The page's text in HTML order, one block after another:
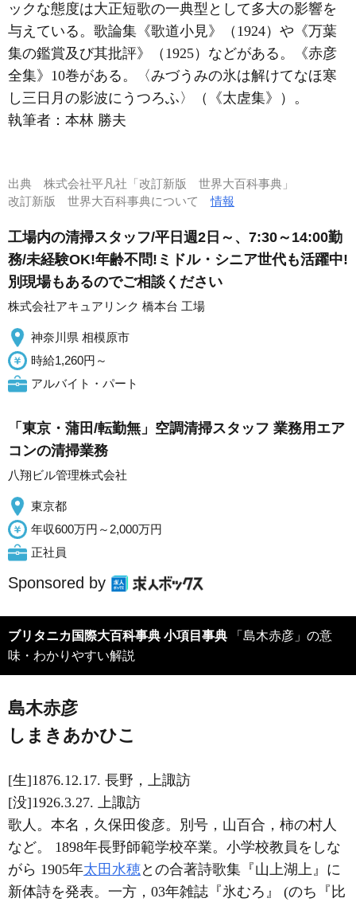
ックな態度は大正短歌の一典型として多大の影響を
与えている。歌論集《歌道小見》（1924）や《万葉
集の鑑賞及び其批評》（1925）などがある。《赤彦
全集》10巻がある。〈みづうみの氷は解けてなほ寒
し三日月の影波にうつろふ〉（《太虗集》）。
執筆者： 本林 勝夫
出典 株式会社平凡社「改訂新版 世界大百科事典」
改訂新版 世界大百科事典について情報
工場内の清掃スタッフ/平日週2日～、7:30～14:00勤
務/未経験OK!年齢不問!ミドル・シニア世代も活躍中!
別現場もあるのでご相談ください
株式会社アキュアリンク 橋本台 工場
神奈川県 相模原市
時給1,260円～
アルバイト・パート
「東京・蒲田/転勤無」空調清掃スタッフ 業務用エア
コンの清掃業務
八翔ビル管理株式会社
東京都
年収600万円～2,000万円
正社員
Sponsored by
ブリタニカ国際大百科事典 小項目事典
味・わかりやすい解説
島木赤彦
しまきあかひこ
[生]1876.12.17. 長野，上諏訪
[没]1926.3.27. 上諏訪
歌人。本名，久保田俊彦。別号，山百合，柿の村人
など。 1898年長野師範学校卒業。小学校教員をしな
がら 1905年太田水穂との合著詩歌集『山上湖上』に
新体詩を発表。一方，03年雑誌『氷むろ』 (のち『比